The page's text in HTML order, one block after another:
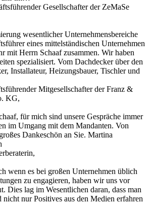
Gesellschafter der ZeMaSe
wesentlicher Unternehmensbereiche
eines mittelständischen Unternehmen
mit Herrn Schaaf zusammen. Wir haben
spezialisiert. Vom Dachdecker über den
Installateur, Heizungsbauer, Tischler und
Mitgesellschafter der Franz &
KG,
für mich sind unsere Gespräche immer
im Umgang mit dem Mandanten. Von
Dankeschön an Sie. Martina
wenn es bei großen Unternehmen üblich
zu engagieren, haben wir uns vor
Dies lag im Wesentlichen daran, dass man
nicht nur Positives aus den Medien erfahren